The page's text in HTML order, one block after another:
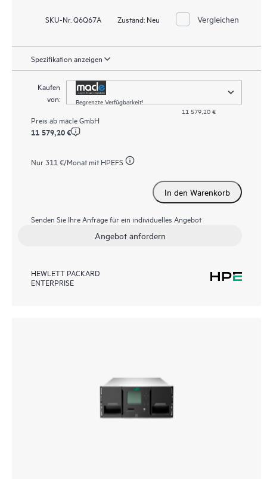
SKU-Nr. Q6Q67A Zustand: Neu Vergleichen
Spezifikation anzeigen
Kaufen
von:
Begrenzte Verfügbarkeit!
11 579,20 €
Preis ab macle GmbH
11 579,20 €
Nur 311 €/Monat mit HPEFS
In den Warenkorb
Senden Sie Ihre Anfrage für ein individuelles Angebot
Angebot anfordern
HEWLETT PACKARD
ENTERPRISE